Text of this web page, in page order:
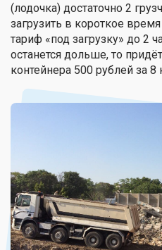
(лодочка) достаточно 2
загрузить в короткое
тариф «под загрузку» до 2
останется дольше, то
контейнера 500 рублей за 8